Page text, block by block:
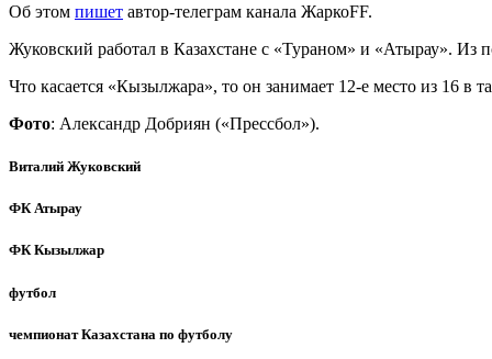
Об этом пишет автор-телеграм канала ЖаркоFF.
Жуковский работал в Казахстане с «Тураном» и «Атырау». Из
Что касается «Кызылжара», то он занимает 12-е место из 16 в
Фото: Александр Добриян («Прессбол»).
Виталий Жуковский
ФК Атырау
ФК Кызылжар
футбол
чемпионат Казахстана по футболу